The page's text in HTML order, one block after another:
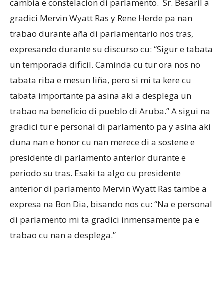
cambia e constelacion di parlamento. Sr. Besaril a
gradici Mervin Wyatt Ras y Rene Herde pa nan
trabao durante aña di parlamentario nos tras,
expresando durante su discurso cu: “Sigur e tabata
un temporada dificil. Caminda cu tur ora nos no
tabata riba e mesun liña, pero si mi ta kere cu
tabata importante pa asina aki a desplega un
trabao na beneficio di pueblo di Aruba.” A sigui na
gradici tur e personal di parlamento pa y asina aki
duna nan e honor cu nan merece di a sostene e
presidente di parlamento anterior durante e
periodo su tras. Esaki ta algo cu presidente
anterior di parlamento Mervin Wyatt Ras tambe a
expresa na Bon Dia, bisando nos cu: “Na e personal
di parlamento mi ta gradici inmensamente pa e
trabao cu nan a desplega.”